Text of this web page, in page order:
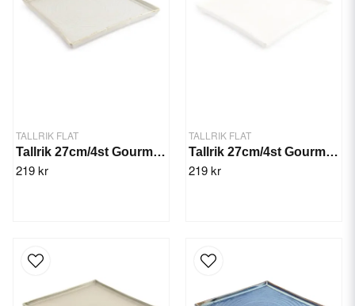
TALLRIK FLAT
Tallrik 27cm/4st Gourme Grå
219 kr
TALLRIK FLAT
Tallrik 27cm/4st Gourme Vit
219 kr